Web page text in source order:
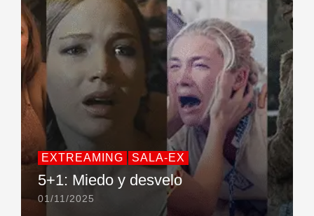
EXTREAMING SALA-EX
5+1: Miedo y desvelo
01/11/2025